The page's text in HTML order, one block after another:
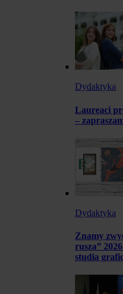
Dydaktyka
Laureaci
–
Dydaktyka
Znamy
rusza”
studia